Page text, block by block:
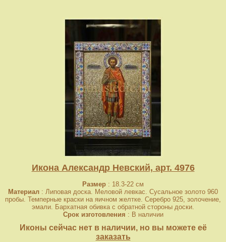
Икона Александр Невский, арт. 4976
Размер : 18.3-22 см
Материал : Липовая доска. Меловой левкас. Сусальное золото 960
пробы. Темперные краски на яичном желтке. Серебро 925, золочение,
эмали. Бархатная обивка с обратной стороны доски.
Срок изготовления : В наличии
Иконы сейчас нет в наличии, но вы можете её
заказать